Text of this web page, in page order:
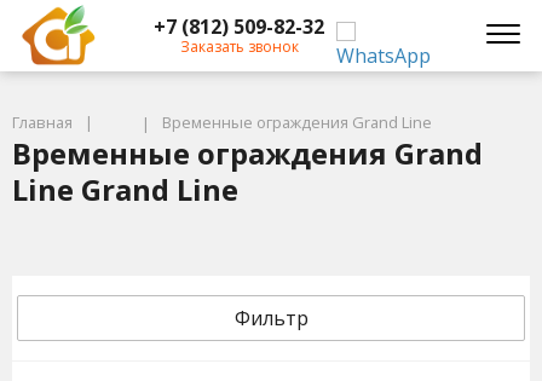
+7 (812) 509-82-32
Заказать звонок
Главная Временные ограждения Grand Line
Временные ограждения Grand
Line Grand Line
Фильтр